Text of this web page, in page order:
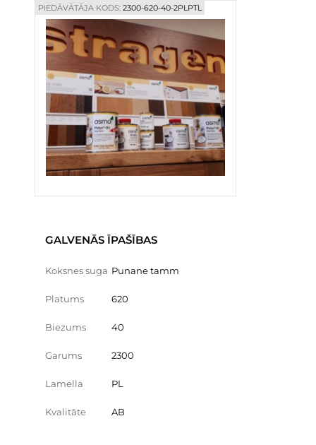
PIEDĀVĀTĀJA KODS:2300-620-40-2PLPTL
GALVENĀS ĪPAŠĪBAS
Koksnes suga Punane tamm
Platums 620
Biezums 40
Garums 2300
Lamella PL
Kvalitāte AB